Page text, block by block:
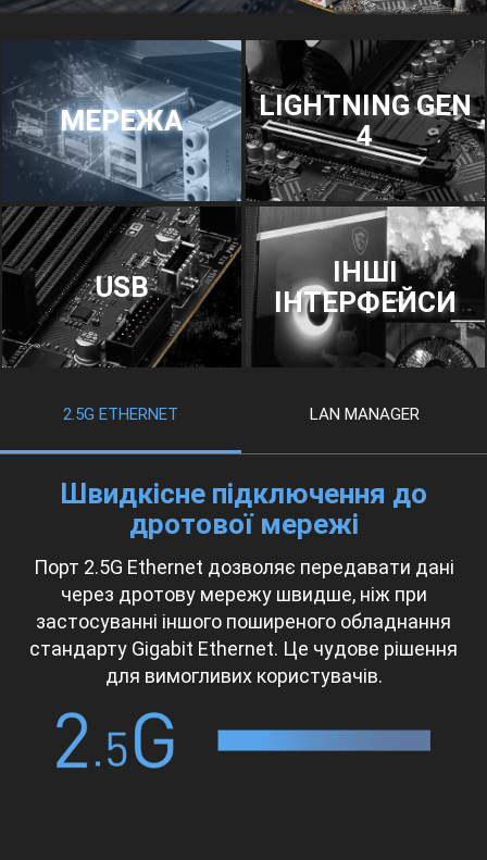
МЕРЕЖА
LIGHTNING GEN
4
USB
ІНШІ
ІНТЕРФЕЙСИ
2.5G ETHERNET LAN MANAGER
Швидкісне підключення до
дротової мережі
Порт 2.5G Ethernet дозволяє передавати дані
через дротову мережу швидше, ніж при
застосуванні іншого поширеного обладнання
стандарту Gigabit Ethernet. Це чудове рішення
для вимогливих користувачів.